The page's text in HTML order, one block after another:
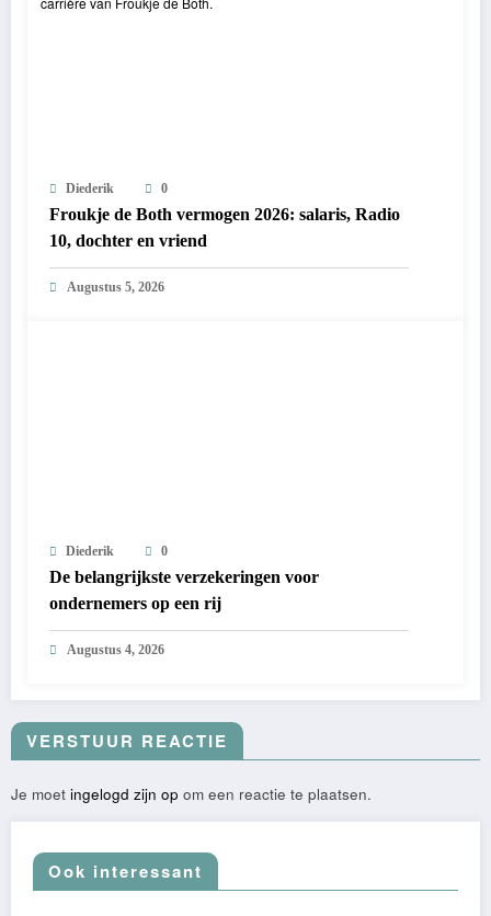
Diederik 0
Froukje de Both vermogen 2026: salaris, Radio
10, dochter en vriend
Augustus 5, 2026
Diederik 0
De belangrijkste verzekeringen voor
ondernemers op een rij
Augustus 4, 2026
VERSTUUR REACTIE
Je moet ingelogd zijn op om een reactie te plaatsen.
Ook interessant